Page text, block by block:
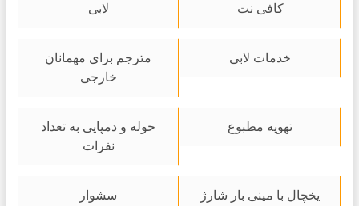
کافی نت لابی
خدمات لابی
مترجم برای مهمانان
خارجی
تهویه مطبوع
حوله و دمپایی به تعداد
نفرات
یخچال با مینی بار شارژ
سشوار